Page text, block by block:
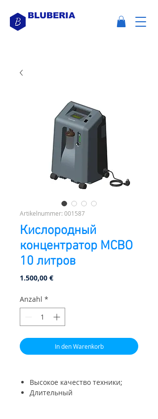
BLUBERIA
Artikelnummer: 001587
Кислородный
концентратор MCBO
10 литров
1.500,00 €Preis
Anzahl *
In den Warenkorb
Высокое качество техники;
Длительный